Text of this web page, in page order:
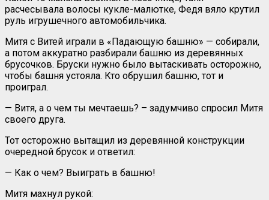
расчесывала волосы кукле-малютке, Федя вяло крутил
руль игрушечного автомобильчика.
Митя с Витей играли в «Падающую башню» — собирали,
а потом аккуратно разбирали башню из деревянных
брусочков. Бруски нужно было вытаскивать осторожно,
чтобы башня устояла. Кто обрушил башню, тот и
проиграл.
— Витя, а о чем ты мечтаешь? – задумчиво спросил Митя
своего друга.
Тот осторожно вытащил из деревянной конструкции
очередной брусок и ответил:
— Как о чем? Выиграть в башню!
Митя махнул рукой: